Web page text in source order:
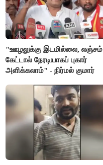
"ஊழலுக்கு இடமில்லை, லஞ்சம்
கேட்டால் நேரடியாகப் புகார்
அளிக்கலாம்" - நிர்மல் குமார்